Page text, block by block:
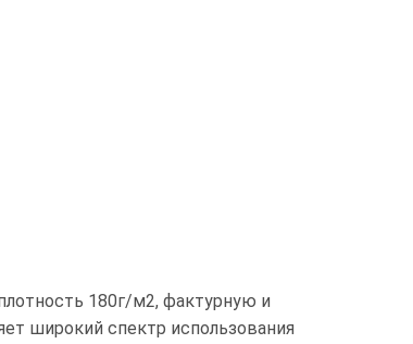
180г/м2, фактурную и
широкий спектр использования